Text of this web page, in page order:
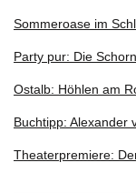
Sommeroase im
Party pur: Die
Ostalb: Höhlen am
Buchtipp: Alexander
Theaterpremiere: